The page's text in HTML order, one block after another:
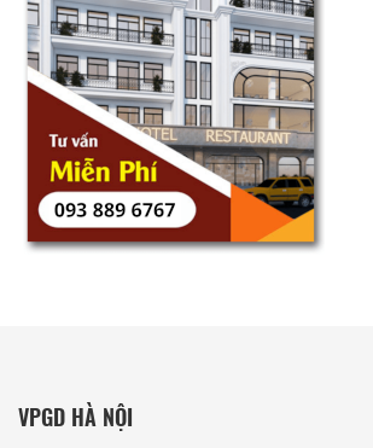
VPGD HÀ NỘI